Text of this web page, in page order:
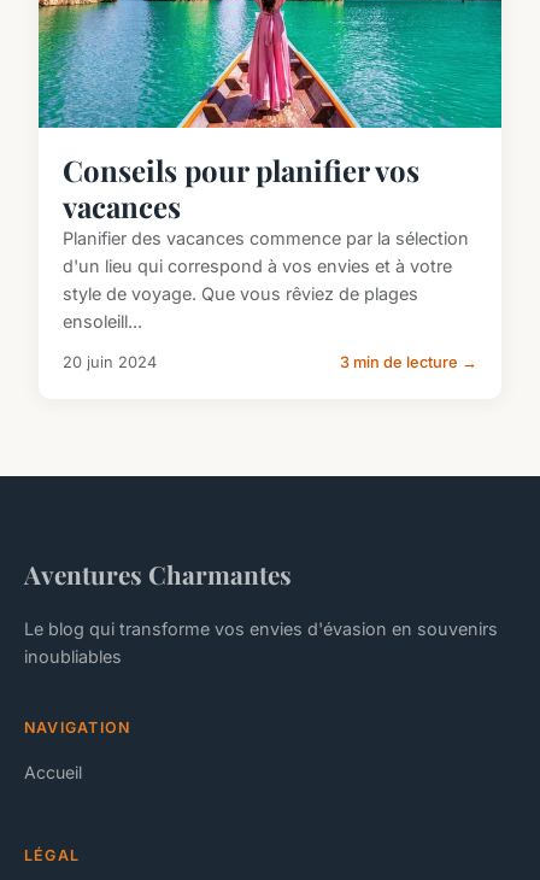
Conseils pour planifier vos
vacances
Planifier des vacances commence par la sélection
d'un lieu qui correspond à vos envies et à votre
style de voyage. Que vous rêviez de plages
ensoleill...
20 juin 2024 3 min de lecture →
Aventures Charmantes
Le blog qui transforme vos envies d'évasion en souvenirs
inoubliables
NAVIGATION
Accueil
LÉGAL